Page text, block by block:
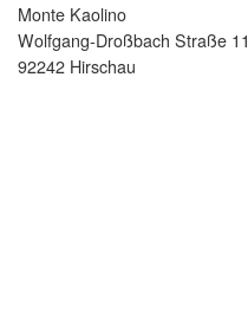
Monte Kaolino
Wolfgang-Droßbach Straße
92242 Hirschau